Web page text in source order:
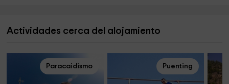
Actividades cerca del alojamiento
Paracaidismo Puenting